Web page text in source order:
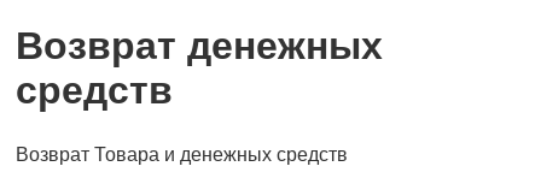
Возврат денежных
средств
Возврат Товара и денежных средств